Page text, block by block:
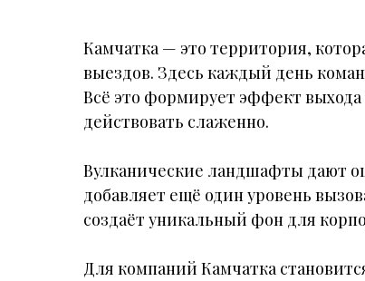
Камчатка — это территория,
выездов. Здесь каждый день
Всё это формирует эффект выхода
действовать слаженно.
Вулканические ландшафты дают
добавляет ещё один уровень
создаёт уникальный фон для
Для компаний Камчатка